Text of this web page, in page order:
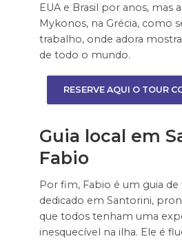
EUA e Brasil por anos, mas
Mykonos, na Grécia, como
trabalho, onde adora
de todo o mundo.
RESERVE AQUI O TOUR
Guia local em
Fabio
Por fim, Fabio é um guia
dedicado em Santorini,
que todos tenham uma
inesquecível na ilha. Ele é